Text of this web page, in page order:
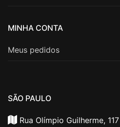
MINHA CONTA
Meus pedidos
SÃO PAULO
Rua Olímpio Guilherme, 117